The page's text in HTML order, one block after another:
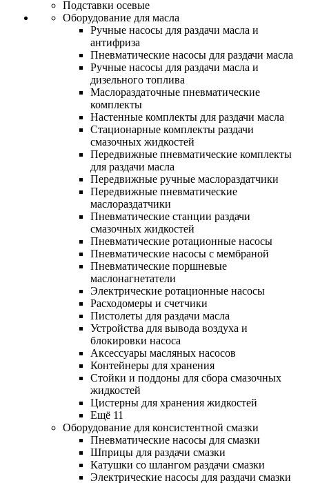
Подставки осевые
Оборудование для масла
Ручные насосы для раздачи масла и
антифриза
Пневматические насосы для раздачи масла
Ручные насосы для раздачи масла и
дизельного топлива
Маслораздаточные пневматические
комплекты
Настенные комплекты для раздачи масла
Стационарные комплекты раздачи
смазочных жидкостей
Передвижные пневматические комплекты
для раздачи масла
Передвижные ручные маслораздатчики
Передвижные пневматические
маслораздатчики
Пневматические станции раздачи
смазочных жидкостей
Пневматические ротационные насосы
Пневматические насосы с мембраной
Пневматические поршневые
маслонагнетатели
Электрические ротационные насосы
Расходомеры и счетчики
Пистолеты для раздачи масла
Устройства для вывода воздуха и
блокировки насоса
Аксессуары масляных насосов
Контейнеры для хранения
Стойки и поддоны для сбора смазочных
жидкостей
Цистерны для хранения жидкостей
Ещё 11
Оборудование для консистентной смазки
Пневматические насосы для смазки
Шприцы для раздачи смазки
Катушки со шлангом раздачи смазки
Электрические насосы для раздачи смазки